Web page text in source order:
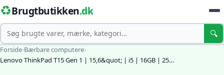
♻️Brugtbutikken.dk
Søg 🔍
Forside›Bærbare computere›
Lenovo ThinkPad T15 Gen 1 | 15,6&quot; | i5 | 16GB | 25…